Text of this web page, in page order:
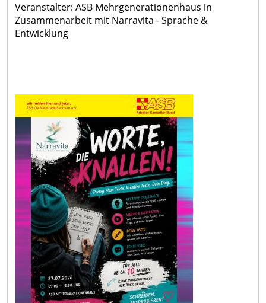
Veranstalter: ASB Mehrgenerationenhaus in
Zusammenarbeit mit Narravita - Sprache &
Entwicklung